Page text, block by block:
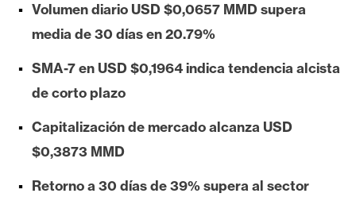
e
r
e
u
m
I
Volumen diario USD $0,0657 MMD supera
media de 30 días en 20.79%
SMA-7 en USD $0,1964 indica tendencia alcista
de corto plazo
Capitalización de mercado alcanza USD
$0,3873 MMD
Retorno a 30 días de 39% supera al sector